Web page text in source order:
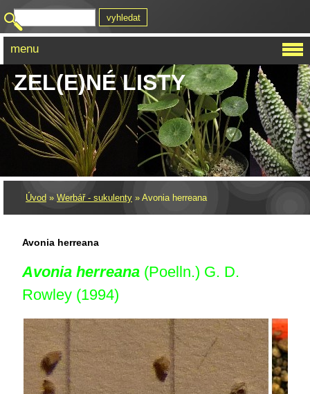
ZEL(E)NÉ LISTY
Úvod » Werbář - sukulenty » Avonia herreana
Avonia herreana
Avonia herreana (Poelln.) G. D.
Rowley (1994)
menu